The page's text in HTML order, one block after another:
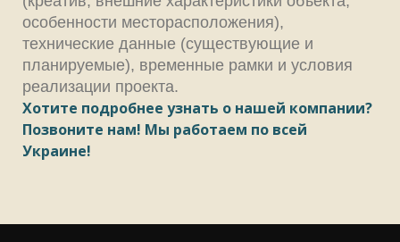
особенности месторасположения),
технические данные (существующие и
планируемые), временные рамки и условия
реализации проекта.
Хотите подробнее узнать о нашей компании?
Позвоните нам! Мы работаем по всей
Украине!